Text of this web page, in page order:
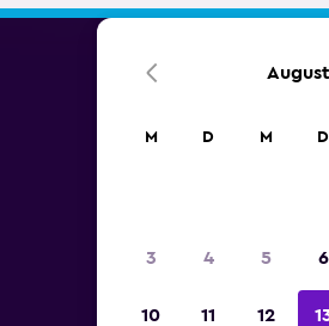
M D M D
3 4 5 6
10 11 12